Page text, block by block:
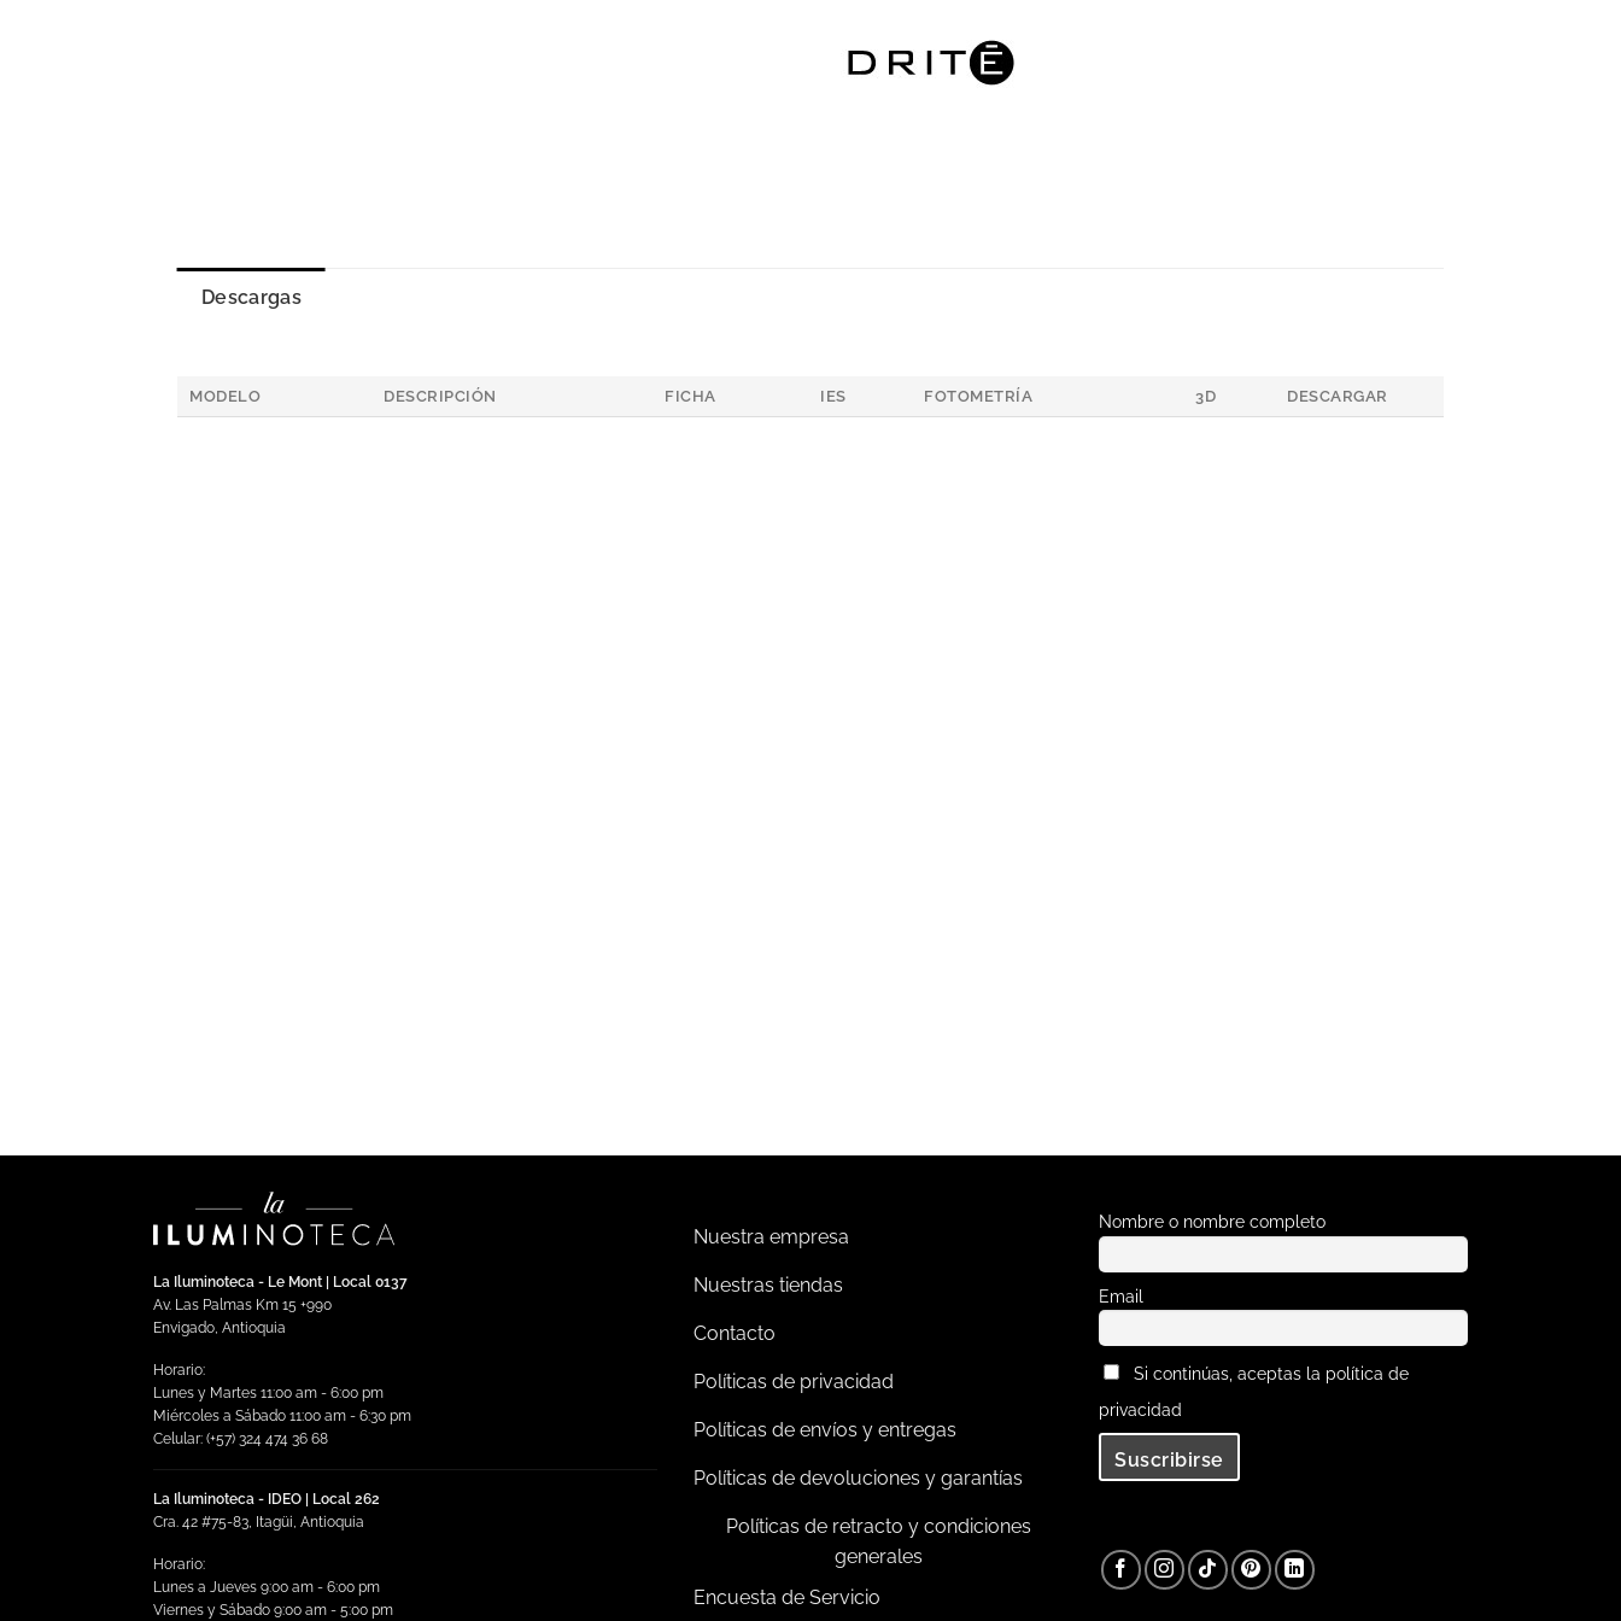
Descargas
MODELO DESCRIPCIÓN FICHA IES FOTOMETRÍA 3D DESCARGAR
La Iluminoteca - Le Mont | Local 0137
Av. Las Palmas Km 15 +990
Envigado, Antioquia
Horario:
Lunes y Martes 11:00 am - 6:00 pm
Miércoles a Sábado 11:00 am - 6:30 pm
Celular: (+57) 324 474 36 68
La Iluminoteca - IDEO | Local 262
Cra. 42 #75-83, Itagüi, Antioquia
Horario:
Lunes a Jueves 9:00 am - 6:00 pm
Viernes y Sábado 9:00 am - 5:00 pm
Nuestra empresa
Nuestras tiendas
Contacto
Políticas de privacidad
Políticas de envíos y entregas
Políticas de devoluciones y garantías
Políticas de retracto y condiciones
generales
Encuesta de Servicio
Nombre o nombre completo
Email
Si continúas, aceptas la política de
privacidad